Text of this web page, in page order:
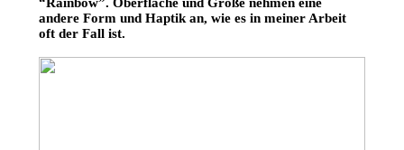
andere Form und Haptik an, wie es in meiner Arbeit
oft der Fall ist.